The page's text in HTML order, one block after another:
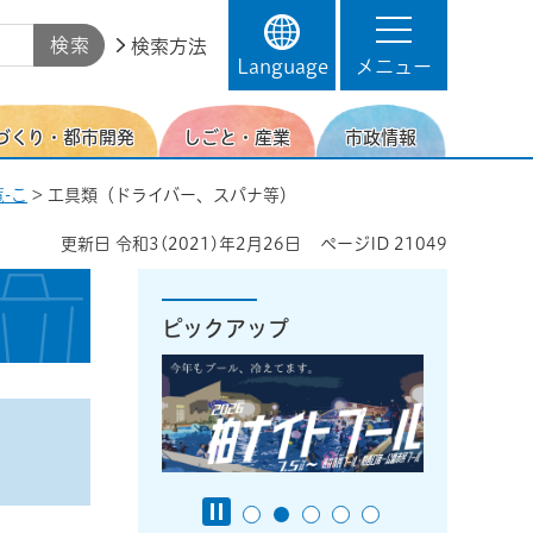
検索方法
Language
メニュー
くり・都市開発 しごと・産業 市政情報
こ > 工具類（ドライバー、スパナ等）
更新日 令和3(2021)年2月26日 ページID 21049
ピックアップ